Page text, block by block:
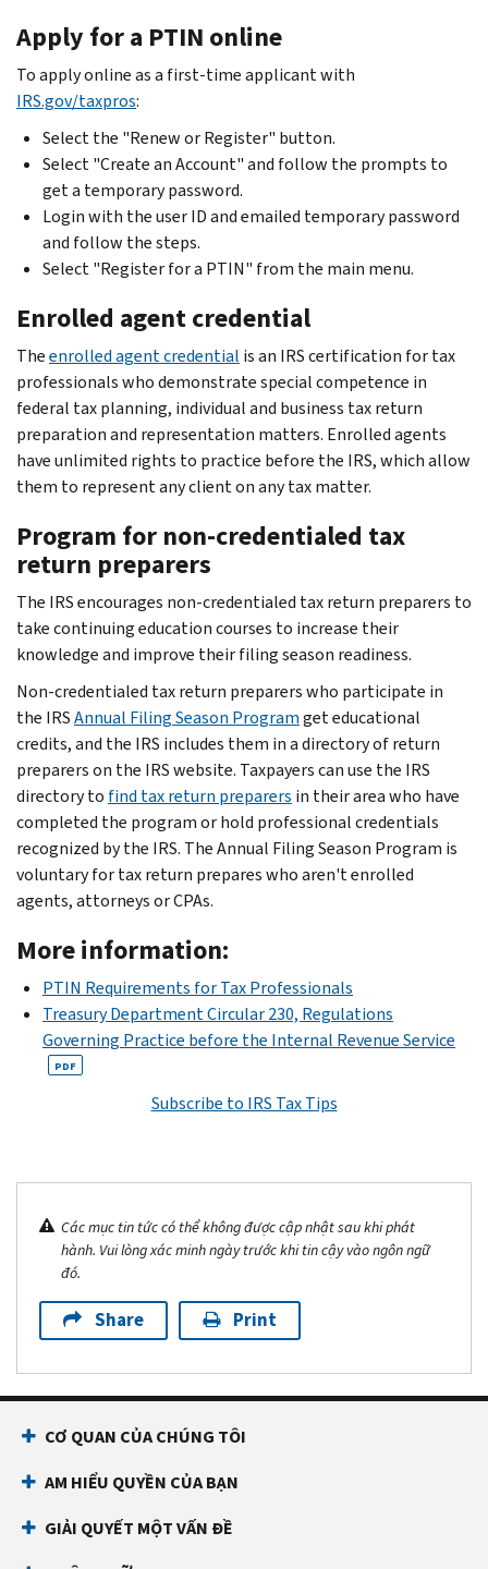
Apply for a PTIN online
To apply online as a first-time applicant with
IRS.gov/taxpros:
Select the "Renew or Register" button.
Select "Create an Account" and follow the prompts to
get a temporary password.
Login with the user ID and emailed temporary password
and follow the steps.
Select "Register for a PTIN" from the main menu.
Enrolled agent credential
Theenrolled agent credential is an IRS certification for tax
professionals who demonstrate special competence in
federal tax planning, individual and business tax return
preparation and representation matters. Enrolled agents
have unlimited rights to practice before the IRS, which allow
them to represent any client on any tax matter.
Program for non-credentialed tax
return preparers
The IRS encourages non-credentialed tax return preparers to
take continuing education courses to increase their
knowledge and improve their filing season readiness.
Non-credentialed tax return preparers who participate in
the IRSAnnual Filing Season Programget educational
credits, and the IRS includes them in a directory of return
preparers on the IRS website. Taxpayers can use the IRS
directory to find tax return preparers in their area who have
completed the program or hold professional credentials
recognized by the IRS. The Annual Filing Season Program is
voluntary for tax return prepares who aren't enrolled
agents, attorneys or CPAs.
More information:
PTIN Requirements for Tax Professionals
Treasury Department Circular 230, Regulations
Governing Practice before the Internal Revenue Service
PDF
Subscribe to IRS Tax Tips
Các mục tin tức có thể không được cập nhật sau khi phát
hành. Vui lòng xác minh ngày trước khi tin cậy vào ngôn ngữ
đó.
Share Print
CƠ QUAN CỦA CHÚNG TÔI
AM HIỂU QUYỀN CỦA BẠN
GIẢI QUYẾT MỘT VẤN ĐỀ